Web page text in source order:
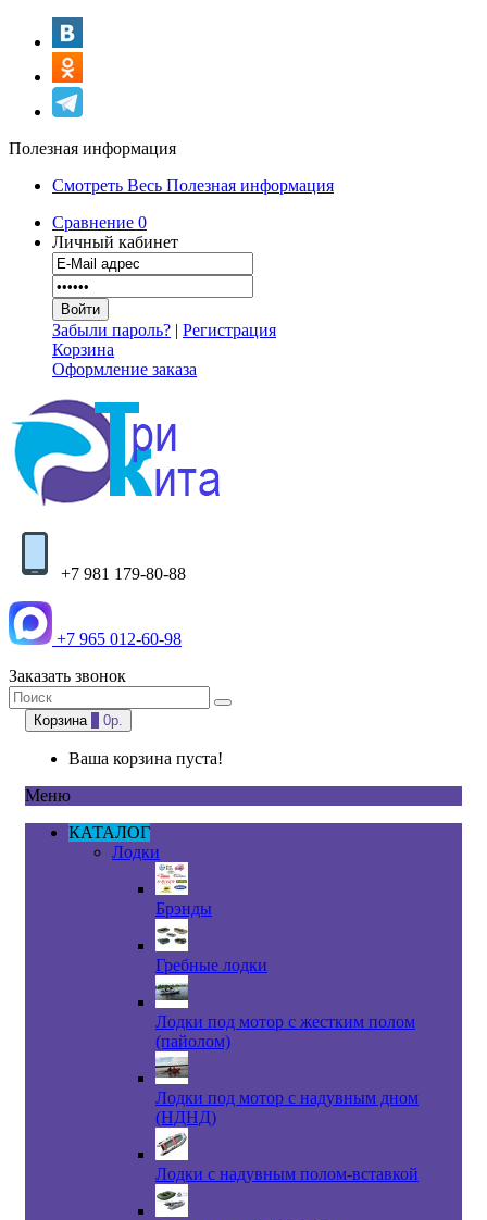
Полезная информация
Смотреть Весь Полезная информация
Сравнение 0
Личный кабинет
Забыли пароль? | Регистрация
Корзина
Оформление заказа
+7 981 179-80-88
+7 965 012-60-98
Заказать звонок
Корзина 0р.
Ваша корзина пуста!
Меню
КАТАЛОГ
Лодки
Брэнды
Гребные лодки
Лодки под мотор с жестким полом
(пайолом)
Лодки под мотор с надувным дном
(НДНД)
Лодки с надувным полом-вставкой